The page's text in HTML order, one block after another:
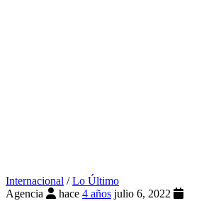
Internacional /Lo Último
Agencia
hace 4 años julio 6, 2022